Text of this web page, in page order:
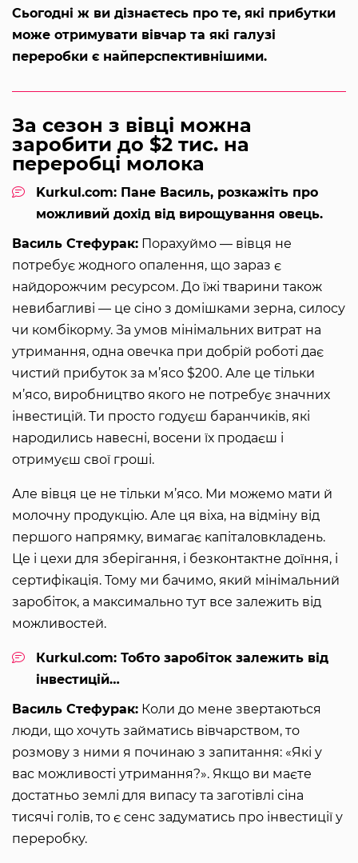
Сьогодні ж ви дізнаєтесь про те, які прибутки
може отримувати вівчар та які галузі
переробки є найперспективнішими.
За сезон з вівці можна
заробити до $2 тис. на
переробці молока
Kurkul.com: Пане Василь, розкажіть про
можливий дохід від вирощування овець.
Василь Стефурак: Порахуймо — вівця не
потребує жодного опалення, що зараз є
найдорожчим ресурсом. До їжі тварини також
невибагливі — це сіно з домішками зерна, силосу
чи комбікорму. За умов мінімальних витрат на
утримання, одна овечка при добрій роботі дає
чистий прибуток за м’ясо $200. Але це тільки
м’ясо, виробництво якого не потребує значних
інвестицій. Ти просто годуєш баранчиків, які
народились навесні, восени їх продаєш і
отримуєш свої гроші.
Але вівця це не тільки м’ясо. Ми можемо мати й
молочну продукцію. Але ця віха, на відміну від
першого напрямку, вимагає капіталовкладень.
Це і цехи для зберігання, і безконтактне доїння, і
сертифікація. Тому ми бачимо, який мінімальний
заробіток, а максимально тут все залежить від
можливостей.
Кurkul.com: Тобто заробіток залежить від
інвестицій…
Василь Стефурак: Коли до мене звертаються
люди, що хочуть займатись вівчарством, то
розмову з ними я починаю з запитання: «Які у
вас можливості утримання?». Якщо ви маєте
достатньо землі для випасу та заготівлі сіна
тисячі голів, то є сенс задуматись про інвестиції у
переробку.